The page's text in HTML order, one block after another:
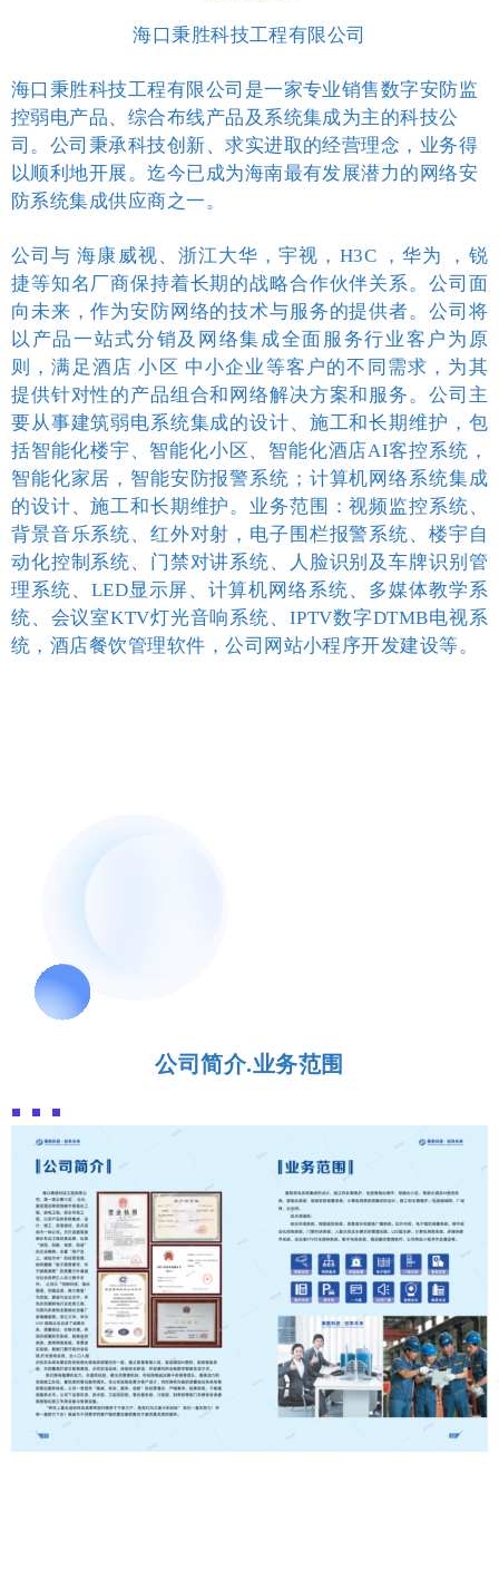
海口秉胜科技工程有限公司
海口秉胜科技工程有限公司是一家专业销售数字安防监
控弱电产品、综合布线产品及系统集成为主的科技公
司。公司秉承科技创新、求实进取的经营理念，业务得
以顺利地开展。迄今已成为海南最有发展潜力的网络安
防系统集成供应商之一。
公司与 海康威视、浙江大华，宇视，H3C ，华为 ，锐
捷等知名厂商保持着长期的战略合作伙伴关系。公司面
向未来，作为安防网络的技术与服务的提供者。公司将
以产品一站式分销及网络集成全面服务行业客户为原
则，满足酒店 小区 中小企业等客户的不同需求，为其
提供针对性的产品组合和网络解决方案和服务。公司主
要从事建筑弱电系统集成的设计、施工和长期维护，包
括智能化楼宇、智能化小区、智能化酒店AI客控系统，
智能化家居，智能安防报警系统；计算机网络系统集成
的设计、施工和长期维护。业务范围：视频监控系统、
背景音乐系统、红外对射，电子围栏报警系统、楼宇自
动化控制系统、门禁对讲系统、人脸识别及车牌识别管
理系统、LED显示屏、计算机网络系统、多媒体教学系
统、会议室KTV灯光音响系统、IPTV数字DTMB电视系
统，酒店餐饮管理软件，公司网站小程序开发建设等。
公司简介.业务范围